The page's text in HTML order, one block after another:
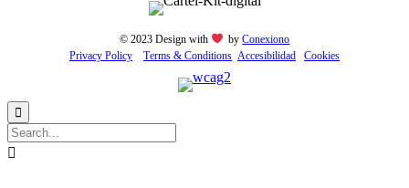
© 2023 Design with byConexiono
Privacy Policy
Тerms & Conditions Accesibilidad Cookies

